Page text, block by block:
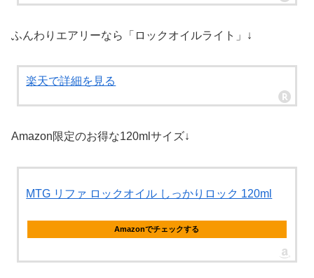
ふんわりエアリーなら「ロックオイルライト」↓
楽天で詳細を見る
Amazon限定のお得な120mlサイズ↓
MTG リファ ロックオイル しっかりロック 120ml
Amazonでチェックする